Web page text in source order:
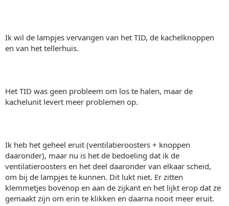
Ik wil de lampjes vervangen van het TID, de kachelknoppen
en van het tellerhuis.
Het TID was geen probleem om los te halen, maar de
kachelunit levert meer problemen op.
Ik heb het geheel eruit (ventilatieroosters + knoppen
daaronder), maar nu is het de bedoeling dat ik de
ventilatieroosters en het deel daaronder van elkaar scheid,
om bij de lampjes te kunnen. Dit lukt niet. Er zitten
klemmetjes bovenop en aan de zijkant en het lijkt erop dat ze
gemaakt zijn om erin te klikken en daarna nooit meer eruit.